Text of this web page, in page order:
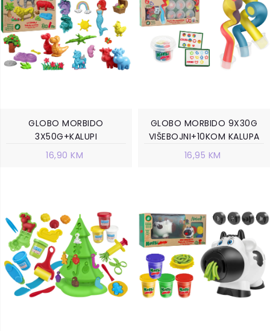
GLOBO MORBIDO
3X50G+KALUPI
16,90 KM
GLOBO MORBIDO 9X30G
VIŠEBOJNI+10KOM KALUPA
16,95 KM